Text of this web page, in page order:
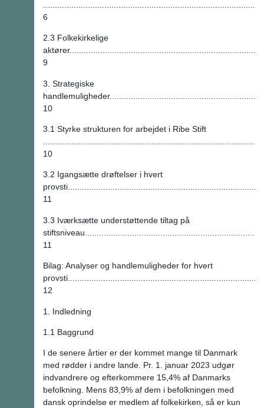
6
2.3 Folkekirkelige
9
3. Strategiske
10
3.1 Styrke strukturen for arbejdet i Ribe Stift
10
3.2 Igangsætte drøftelser i hvert
11
3.3 Iværksætte understøttende tiltag på
11
Bilag: Analyser og handlemuligheder for hvert
provsti...................................................................................
12
1. Indledning
1.1 Baggrund
I de senere årtier er der kommet mange til Danmark
med rødder i andre lande. Pr. 1. januar 2023 udgør
indvandrere og efterkommere 15,4% af Danmarks
befolkning. Mens 83,9% af dem i befolkningen med
dansk oprindelse er medlem af folkekirken, så er kun